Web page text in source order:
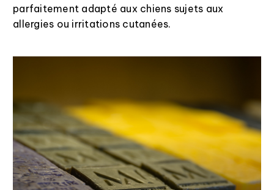
parfaitement adapté aux chiens sujets aux
allergies ou irritations cutanées.